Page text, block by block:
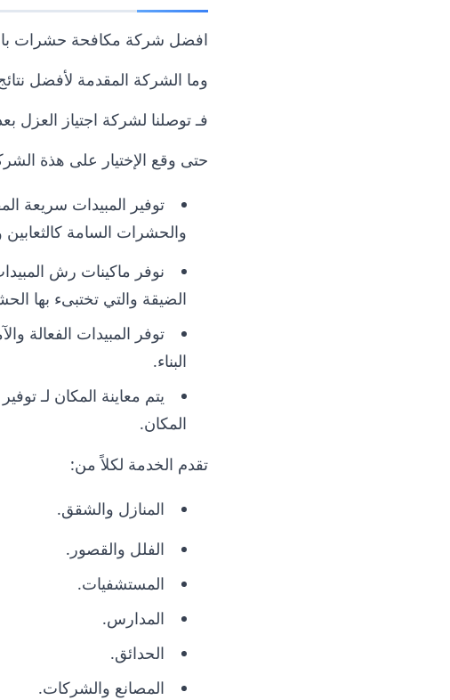
افضل شركة مكافحة حشرات
وما الشركة المقدمة لأفضل
فـ توصلنا لشركة اجتياز العزل
حتى وقع الإختيار على هذة
توفير المبيدات سريعة
والحشرات السامة
نوفر ماكينات رش
الضيقة والتي تختبىء بها
توفر المبيدات الفعالة
البناء.
يتم معاينة المكان لـ
المكان.
تقدم الخدمة لكلاً من:
المنازل والشقق.
الفلل والقصور.
المستشفيات.
المدارس.
الحدائق.
المصانع والشركات.